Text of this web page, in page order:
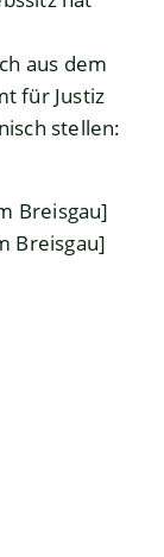
aus dem
für Justiz
stellen:
Breisgau]
Breisgau]